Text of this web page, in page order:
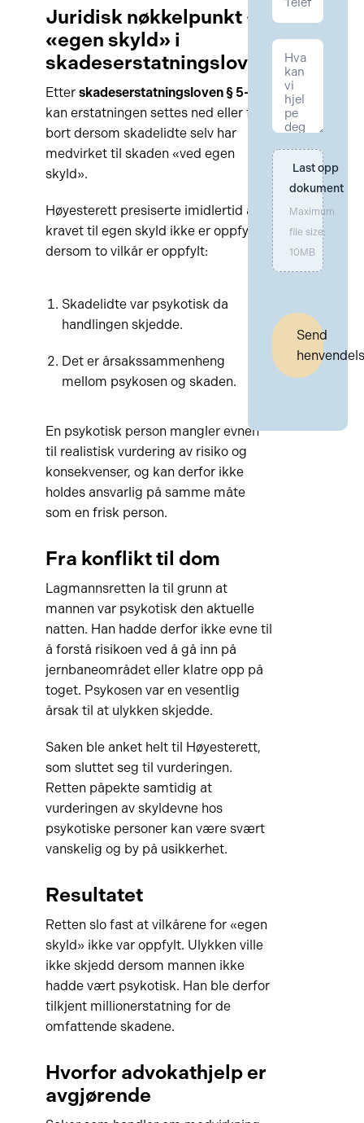
Juridisk nøkkelpunkt –
«egen skyld» i
skadeserstatningsloven
Etter skadeserstatningsloven § 5-1
kan erstatningen settes ned eller falle
bort dersom skadelidte selv har
medvirket til skaden «ved egen
skyld».
Høyesterett presiserte imidlertid at
kravet til egen skyld ikke er oppfylt
dersom to vilkår er oppfylt:
Skadelidte var psykotisk da
handlingen skjedde.
Det er årsakssammenheng
mellom psykosen og skaden.
En psykotisk person mangler evnen
til realistisk vurdering av risiko og
konsekvenser, og kan derfor ikke
holdes ansvarlig på samme måte
som en frisk person.
Fra konflikt til dom
Lagmannsretten la til grunn at
mannen var psykotisk den aktuelle
natten. Han hadde derfor ikke evne til
å forstå risikoen ved å gå inn på
jernbaneområdet eller klatre opp på
toget. Psykosen var en vesentlig
årsak til at ulykken skjedde.
Saken ble anket helt til Høyesterett,
som sluttet seg til vurderingen.
Retten påpekte samtidig at
vurderingen av skyldevne hos
psykotiske personer kan være svært
vanskelig og by på usikkerhet.
Resultatet
Retten slo fast at vilkårene for «egen
skyld» ikke var oppfylt. Ulykken ville
ikke skjedd dersom mannen ikke
hadde vært psykotisk. Han ble derfor
tilkjent millionerstatning for de
omfattende skadene.
Hvorfor advokathjelp er
avgjørende
Last opp
dokument
Maximum
file size:
10MB
Send